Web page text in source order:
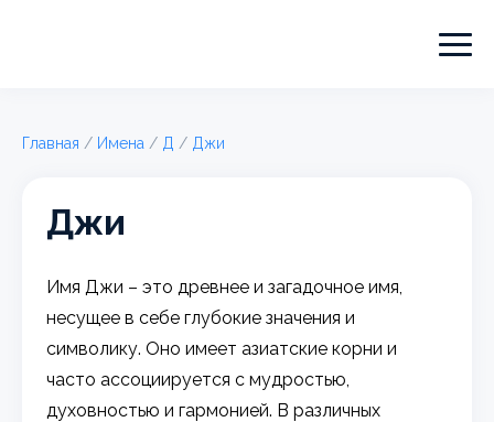
Главная / Имена / Д / Джи
Джи
Имя Джи – это древнее и загадочное имя,
несущее в себе глубокие значения и
символику. Оно имеет азиатские корни и
часто ассоциируется с мудростью,
духовностью и гармонией. В различных